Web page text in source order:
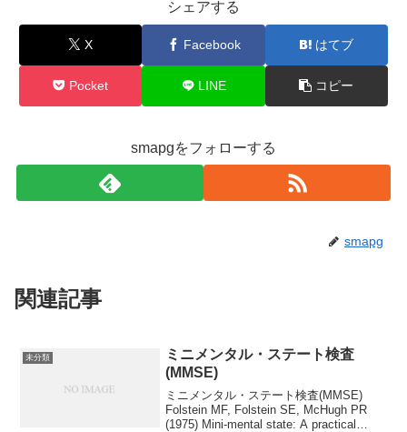
シェアする
X Facebook はてブ
Pocket LINE コピー
smapgをフォローする
smapg
関連記事
未分類
ミニメンタル・ステート検査
(MMSE)
ミニメンタル・ステート検査(MMSE)
Folstein MF, Folstein SE, McHugh PR
(1975) Mini-mental state: A practical